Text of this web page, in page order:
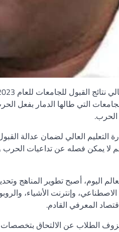
التي طالها الدمار بفعل
الحرب.
لا يمكن فصله عن تداعيات
اليوم، أصبح تطوير المناهج
وإنترنت الأشياء،
المعرفي القادم.
الطلاب عن الالتحاق بتخصصات